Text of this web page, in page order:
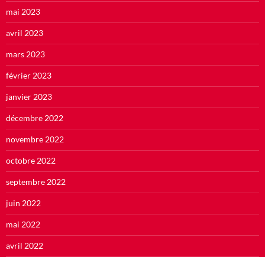
mai 2023
avril 2023
mars 2023
février 2023
janvier 2023
décembre 2022
novembre 2022
octobre 2022
septembre 2022
juin 2022
mai 2022
avril 2022